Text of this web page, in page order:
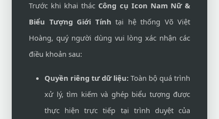
Trước khi khai thác Công cụ Icon Nam Nữ &
Biểu Tượng Giới Tính tại hệ thống Võ Việt
Hoàng, quý người dùng vui lòng xác nhận các
điều khoản sau:
Quyền riêng tư dữ liệu: Toàn bộ quá trình
xử lý, tìm kiếm và ghép biểu tượng được
thực hiện trực tiếp tại trình duyệt của